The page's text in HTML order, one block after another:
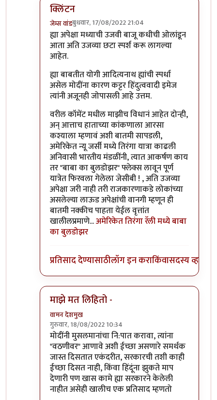
क्लिंटन
जेम्स वांडबुधवार, 17/08/2022 21:04
In reply toनाराजी पसरायची ती पसरणारच साहेब
ह्या अपेक्षा मध्याची उजवी बाजू कधीची ओलांडून
आता अति उजव्या छटा स्पर्श करू लागल्या
आहेत.
ह्या बाबतीत योगी आदित्यनाथ ह्यांची स्पर्धा
असेल मोदींना कारण कट्टर हिंदुत्ववादी इमेज
त्यांनी अजूनही जोपासली आहे उत्तम.
वरील कॉमेंट मधील माझीच विधानं आहेत दोन्ही,
अन् आत्ताच हाताच्या कांकणाला आरसा
कश्याला म्हणावं अशी बातमी सापडली,
अमेरिकेत न्यू जर्सी मध्ये तिरंगा यात्रा काढली
अनिवासी भारतीय मंडळींनी, त्यात आकर्षण काय
तर "बाबा का बुलडोझर" फ्लेक्स लावून पूर्ण
यात्रेत फिरवला गेलेला जेसीबी ! , अति उजव्या
अपेक्षा जरी नाही तरी राजकारणाकडे लोकांच्या
असलेल्या लाऊड अपेक्षांची वानगी म्हणून ही
बातमी नक्कीच पाहता येईल वृत्तांत
खालीलप्रमाणे...अमेरिकेत तिरंगा रॅली मध्ये बाबा
का बुलडोझर
प्रतिसाद देण्यासाठीलॉग इन कराकिंवासदस्य व्हा
माझे मत लिहितो -
वामन देशमुख
गुरुवार, 18/08/2022 10:34
In reply toनाराजी पसरायची ती पसरणारच साहेब
मोदींनी मुसलमानांचा नि:पात करावा, त्यांना
"वठणीवर" आणावे अशी ईच्छा असणारे समर्थक
जास्त दिसतात एकंदरीत, सरकारची तशी काही
ईच्छा दिसत नाही, किंवा हिंदूंना झुकते माप
देणारी पण खास कामे ह्या सरकारने केलेली
नाहीत असेही खालीच एक प्रतिसाद म्हणतो